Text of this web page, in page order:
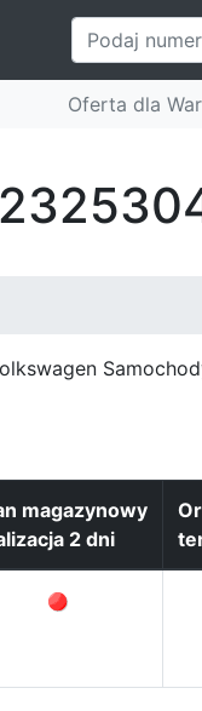
Oferta dla
magazynowy
2 dni